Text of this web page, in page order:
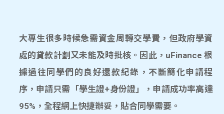
大專生很多時候急需資金周轉交學費，但政府學資
處的貸款計劃又未能及時批核。因此，uFinance 根
據過往同學們的良好還款紀錄，不斷簡化申請程
序，申請只需「學生證+身份證」，申請成功率高達
95%，全程網上快捷辦妥，貼合同學需要。